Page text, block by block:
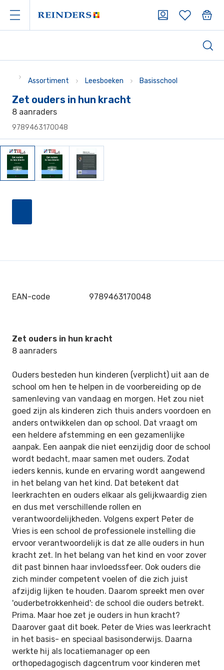
Assortiment Leesboeken Basisschool
Zet ouders in hun kracht
8 aanraders
9789463170048
EAN-code 9789463170048
Zet ouders in hun kracht
8 aanraders
Ouders besteden hun kinderen (verplicht) uit aan de
school om hen te helpen in de voorbereiding op de
samenleving van vandaag en morgen. Het zou niet
goed zijn als kinderen zich thuis anders voordoen en
anders ontwikkelen dan op school. Dat vraagt om
een heldere afstemming en een gezamenlijke
aanpak. Een aanpak die niet eenzijdig door de school
wordt bedacht, maar samen met ouders. Zodat
ieders kennis, kunde en ervaring wordt aangewend
in het belang van het kind. Dat betekent dat
leerkrachten en ouders elkaar als gelijkwaardig zien
en dus met verschillende rollen en
verantwoordelijkheden. Volgens expert Peter de
Vries is een school de professionele instelling die
ervoor verantwoordelijk is dat ze alle ouders in hun
kracht zet. In het belang van het kind en voor zover
dit past binnen haar invloedssfeer. Ook ouders die
zich minder competent voelen of die zich juist
afzijdig lijken te houden. Daarom spreekt men over
'ouderbetrokkenheid': de school die ouders betrekt.
Prima. Maar hoe zet je ouders in hun kracht?
Daarover gaat dit boek. Peter de Vries was leerkracht
in het basis- en speciaal basisonderwijs. Daarna
werkte hij als locatiemanager op een
orthopedagogisch dagcentrum voor kinderen met